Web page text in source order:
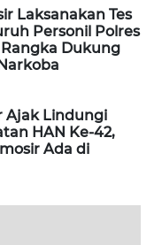
Laksanakan Tes
Personil Polres
Dukung
Ajak Lindungi
HAN Ke-42,
Ada di